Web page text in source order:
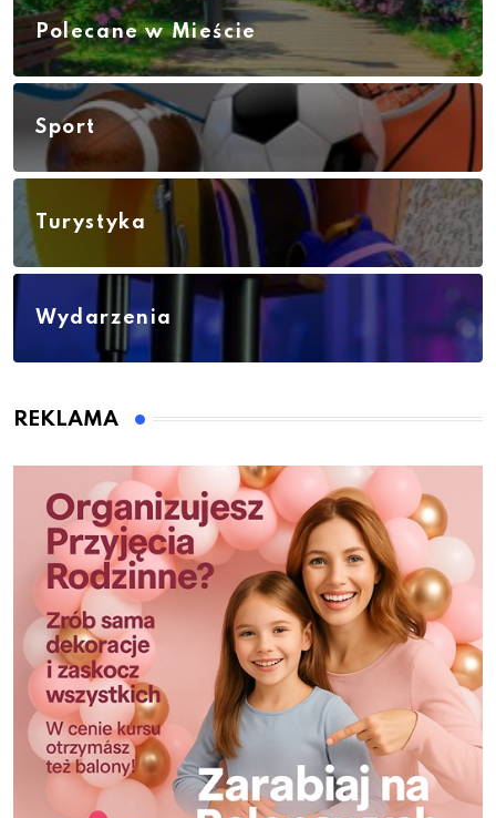
Polecane w Mieście
Sport
Turystyka
Wydarzenia
REKLAMA